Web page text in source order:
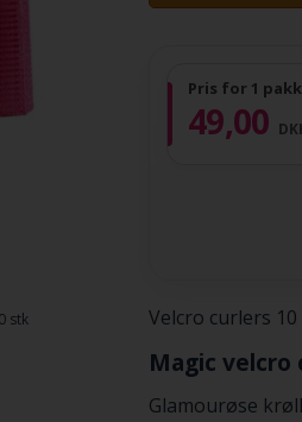
stk
Pris for 1
49,00
Velcro curlers 10
Magic
Glamourøse